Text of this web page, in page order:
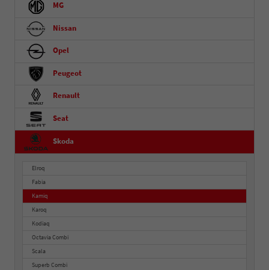
MG
Nissan
Opel
Peugeot
Renault
Seat
Skoda
Elroq
Fabia
Kamiq
Karoq
Kodiaq
Octavia Combi
Scala
Superb Combi